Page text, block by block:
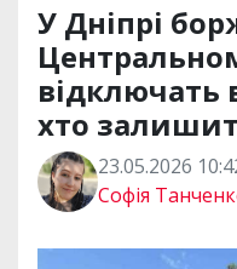
У Дніпрі
відключать
хто
23.05.2026
Софія